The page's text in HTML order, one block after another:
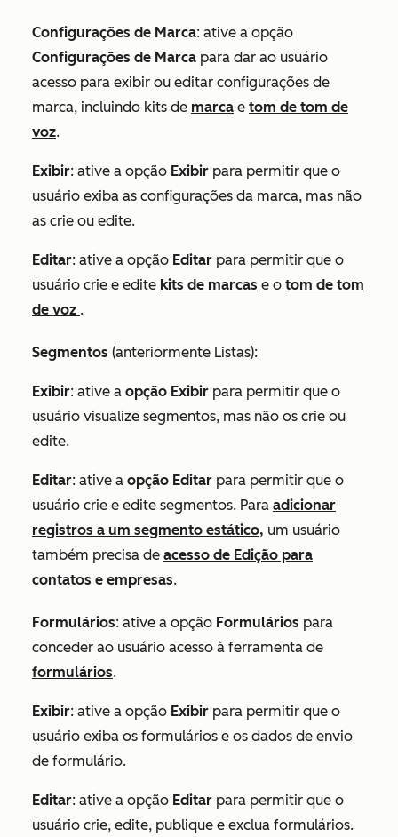
Configurações de Marca: ative a opção
Configurações de Marca para dar ao usuário
acesso para exibir ou editar configurações de
marca, incluindo kits de marca e tom de tom de
voz.
Exibir: ative a opção Exibir para permitir que o
usuário exiba as configurações da marca, mas não
as crie ou edite.
Editar: ative a opção Editar para permitir que o
usuário crie e edite kits de marcas e o tom de tom
de voz .
Segmentos (anteriormente Listas):
Exibir: ative a opção Exibir para permitir que o
usuário visualize segmentos, mas não os crie ou
edite.
Editar: ative a opção Editar para permitir que o
usuário crie e edite segmentos. Para adicionar
registros a um segmento estático, um usuário
também precisa de acesso de Edição para
contatos e empresas.
Formulários: ative a opção Formulários para
conceder ao usuário acesso à ferramenta de
formulários.
Exibir: ative a opção Exibir para permitir que o
usuário exiba os formulários e os dados de envio
de formulário.
Editar: ative a opção Editar para permitir que o
usuário crie, edite, publique e exclua formulários.